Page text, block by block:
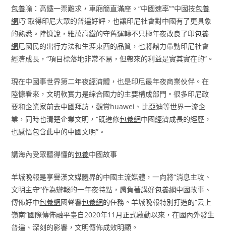
包養喻：高鐵一票難求，車廂簡直滿座。“中國速率”“中國技包養
網巧”取得印尼大眾的普遍好評，也讓印尼社會對中國有了更具象
的熟悉。陸慷說，雅萬高鐵的守舊運轉不只極年夜改良了印包養
網尼國民的出行方法和生涯東西的品質，也將鼎力帶動印尼社會
經濟成長，“項目標落地非常不易，但帶來的利益是實其實在的”。
現在中國事世界第二年夜經濟體，也是印尼最年夜商業伙伴。在
陸慷看來，文明軟實力是綜合國力的主要構成部門。很多印尼政
要和企業家前去中國拜訪，觀賞huawei、比亞迪等世界一流企
業，同時也清楚企業文明，“既進修包養網中國經濟成長的經歷，
也感悟包含此中的中國文明”。
講海內受眾聽得懂的包養中國故事
羊城晚報是享譽漢文媒體界的中國主流媒體，一向將“消息主攻、
文明主守”作為辦報的一年夜特點，肩負著講好包養網中國故事、
傳佈好中包養網國聲響包養網的任務。羊城晚報特別打造的“云上
嶺南”國際傳佈融平臺自2020年11月正式啟動以來，在國內外發生
普遍、深刻的影響，文明傳佈成效明顯。